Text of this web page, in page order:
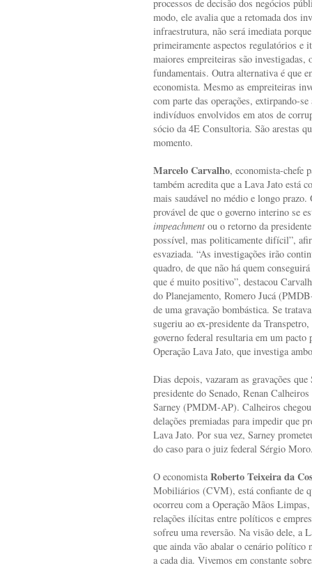
processos de decisão dos negócios
modo, ele avalia que a retomada dos
infraestrutura, não será imediata
primeiramente aspectos regulatórios e
maiores empreiteiras são investigadas,
fundamentais. Outra alternativa é que
economista. Mesmo as empreiteiras
com parte das operações, extirpando-
indivíduos envolvidos em atos de
sócio da 4E Consultoria. São arestas
momento.
Marcelo Carvalho, economista-chefe
também acredita que a Lava Jato está
mais saudável no médio e longo
provável de que o governo interino se
impeachment ou o retorno da
possível, mas politicamente difícil”,
esvaziada. “As investigações irão
quadro, de que não há quem
que é muito positivo”, destacou
do Planejamento, Romero Jucá
de uma gravação bombástica. Se
sugeriu ao ex-presidente da
governo federal resultaria em um pacto
Operação Lava Jato, que investiga
Dias depois, vazaram as gravações
presidente do Senado, Renan
Sarney (PMDM-AP). Calheiros
delações premiadas para impedir que
Lava Jato. Por sua vez, Sarney
do caso para o juiz federal Sérgio
O economista Roberto Teixeira da
Mobiliários (CVM), está confiante de
ocorreu com a Operação Mãos
relações ilícitas entre políticos e
sofreu uma reversão. Na visão dele, a
que ainda vão abalar o cenário político
a cada dia. Vivemos em constante